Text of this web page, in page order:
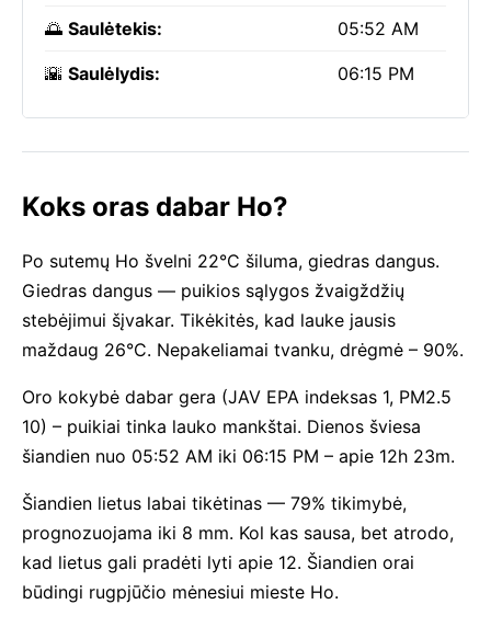
🌅 Saulėtekis: 05:52 AM
🌇 Saulėlydis: 06:15 PM
Koks oras dabar Ho?
Po sutemų Ho švelni 22°C šiluma, giedras dangus.
Giedras dangus — puikios sąlygos žvaigždžių
stebėjimui šįvakar. Tikėkitės, kad lauke jausis
maždaug 26°C. Nepakeliamai tvanku, drėgmė – 90%.
Oro kokybė dabar gera (JAV EPA indeksas 1, PM2.5
10) – puikiai tinka lauko mankštai. Dienos šviesa
šiandien nuo 05:52 AM iki 06:15 PM – apie 12h 23m.
Šiandien lietus labai tikėtinas — 79% tikimybė,
prognozuojama iki 8 mm. Kol kas sausa, bet atrodo,
kad lietus gali pradėti lyti apie 12. Šiandien orai
būdingi rugpjūčio mėnesiui mieste Ho.